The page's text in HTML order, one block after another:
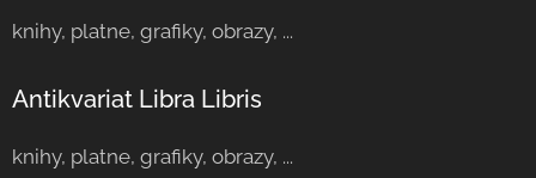
knihy, platne, grafiky, obrazy, ...
Antikvariat Libra Libris
knihy, platne, grafiky, obrazy, ...